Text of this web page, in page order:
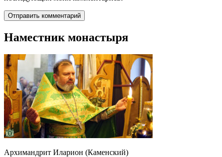
Наместник монастыря
Архимандрит Иларион (Каменский)